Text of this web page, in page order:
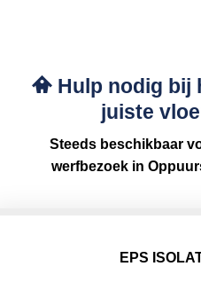
Hulp nodig bij
juiste
Steeds beschikbaar
werfbezoek in
EPS